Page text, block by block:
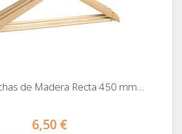
de Madera Recta 450 mm....
6,50 €